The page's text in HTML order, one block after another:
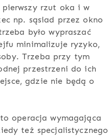
pierwszy rzut oka i w
np. sąsiad przez okno
było wypraszać
minimalizuje ryzyko,
Trzeba przy tym
przestrzeni do ich
gdzie nie będą o
operacja wymagająca
też specjalistycznego